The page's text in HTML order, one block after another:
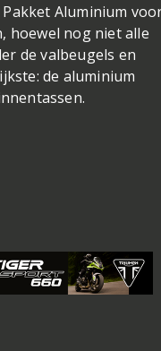
Aluminium
hoewel nog niet alle
de valbeugels en
de aluminium